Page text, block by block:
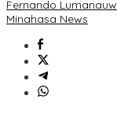
Fernando Lumanauw
Minahasa News